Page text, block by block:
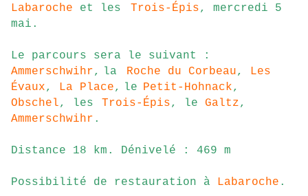
Labaroche et les Trois- Épis, mercredi 5
mai.
Le parcours sera le suivant :
Ammerschwihr, la Roche du Corbeau, Les
Évaux, La Place, le Petit-Hohnack,
Obschel, les Trois- Épis, le Galtz,
Ammerschwihr .
Distance 18 km. Dénivelé : 469 m
Possibilité de restauration à Labaroche .